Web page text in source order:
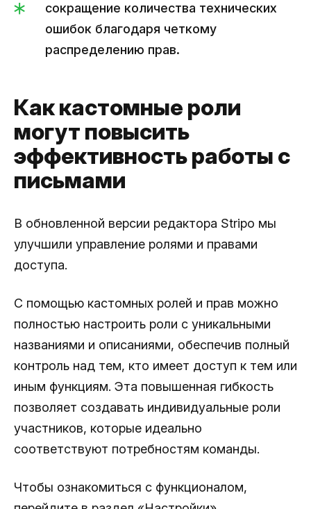
сокращение количества технических
ошибок благодаря четкому
распределению прав.
Как кастомные роли
могут повысить
эффективность работы с
письмами
В обновленной версии редактора Stripo мы
улучшили управление ролями и правами
доступа.
С помощью кастомных ролей и прав можно
полностью настроить роли с уникальными
названиями и описаниями, обеспечив полный
контроль над тем, кто имеет доступ к тем или
иным функциям. Эта повышенная гибкость
позволяет создавать индивидуальные роли
участников, которые идеально
соответствуют потребностям команды.
Чтобы ознакомиться с функционалом,